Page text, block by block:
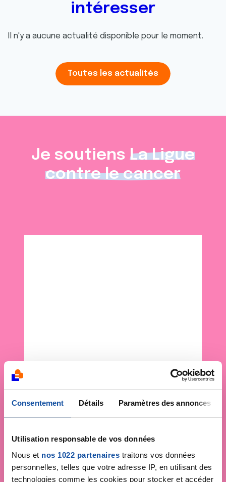
Consentement Détails Paramètres des annonces
Utilisation responsable de vos données
Nous et nos 1022 partenaires traitons vos données
personnelles, telles que votre adresse IP, en utilisant des
technologies comme les cookies pour stocker et accéder
intéresser
Il n'y a aucune actualité disponible pour le moment.
Toutes les actualités
Je soutiens La Ligue
contre le cancer